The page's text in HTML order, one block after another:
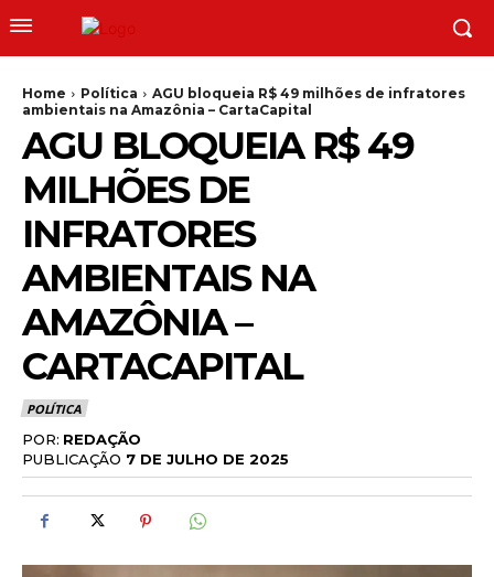
Home Política
AGU bloqueia R$ 49 milhões de infratores
ambientais na Amazônia – CartaCapital
AGU BLOQUEIA R$ 49
MILHÕES DE
INFRATORES
AMBIENTAIS NA
AMAZÔNIA –
CARTACAPITAL
POLÍTICA
POR: REDAÇÃO
PUBLICAÇÃO 7 DE JULHO DE 2025